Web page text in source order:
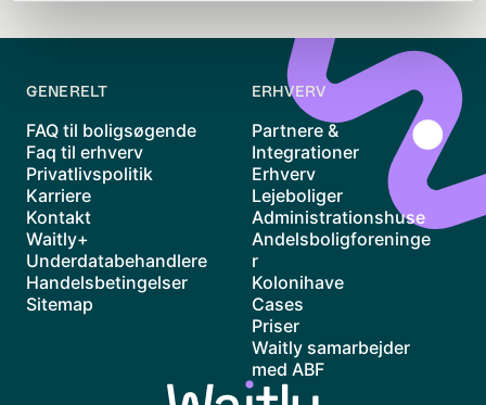
GENERELT
FAQ til boligsøgende
Faq til erhverv
Privatlivspolitik
Karriere
Kontakt
Waitly+
Underdatabehandlere
Handelsbetingelser
Sitemap
ERHVERV
Partnere &
Integrationer
Erhverv
Lejeboliger
Administrationshuse
Andelsboligforeninge
r
Kolonihave
Cases
Priser
Waitly samarbejder
med ABF